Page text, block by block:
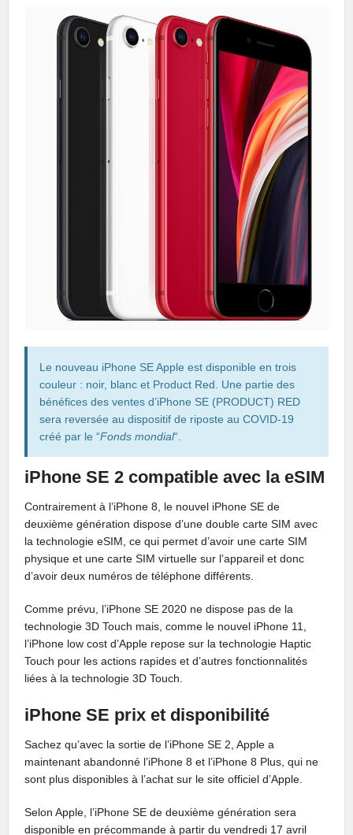
Le nouveau iPhone SE Apple est disponible en trois
couleur : noir, blanc et Product Red. Une partie des
bénéfices des ventes d’iPhone SE (PRODUCT) RED
sera reversée au dispositif de riposte au COVID-19
créé par le “Fonds mondial“.
iPhone SE 2 compatible avec la eSIM
Contrairement à l’iPhone 8, le nouvel iPhone SE de
deuxième génération dispose d’une double carte SIM avec
la technologie eSIM, ce qui permet d’avoir une carte SIM
physique et une carte SIM virtuelle sur l’appareil et donc
d’avoir deux numéros de téléphone différents.
Comme prévu, l’iPhone SE 2020 ne dispose pas de la
technologie 3D Touch mais, comme le nouvel iPhone 11,
l’iPhone low cost d’Apple repose sur la technologie Haptic
Touch pour les actions rapides et d’autres fonctionnalités
liées à la technologie 3D Touch.
iPhone SE prix et disponibilité
Sachez qu’avec la sortie de l’iPhone SE 2, Apple a
maintenant abandonné l’iPhone 8 et l’iPhone 8 Plus, qui ne
sont plus disponibles à l’achat sur le site officiel d’Apple.
Selon Apple, l’iPhone SE de deuxième génération sera
disponible en précommande à partir du vendredi 17 avril